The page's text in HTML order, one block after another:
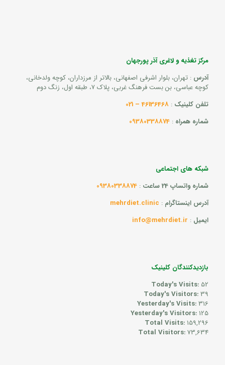
مرکز تغذیه و لاغری آذر پورجهان
آدرس : تهران، بلوار اشرفی اصفهانی، بالاتر از مرزداران، کوچه ولدخانی،
کوچه عباسی، بن بست فرهنگ غربی، پلاک 7، طبقه اول، زنگ دوم
تلفن کلینیک :
46136468 – 021
شماره همراه :
09380338874
شبکه های اجتماعی
شماره واتساپ 24 ساعت
:
09380338874
آدرس اینستاگرام :
mehrdiet.clinic
ایمیل :
info@mehrdiet.ir
بازدیدکنندگان کلینیک
Today's Visits: 52
Today's Visitors:39
Yesterday's Visits:316
Yesterday's Visitors:125
Total Visits:159,296
Total Visitors:73,634